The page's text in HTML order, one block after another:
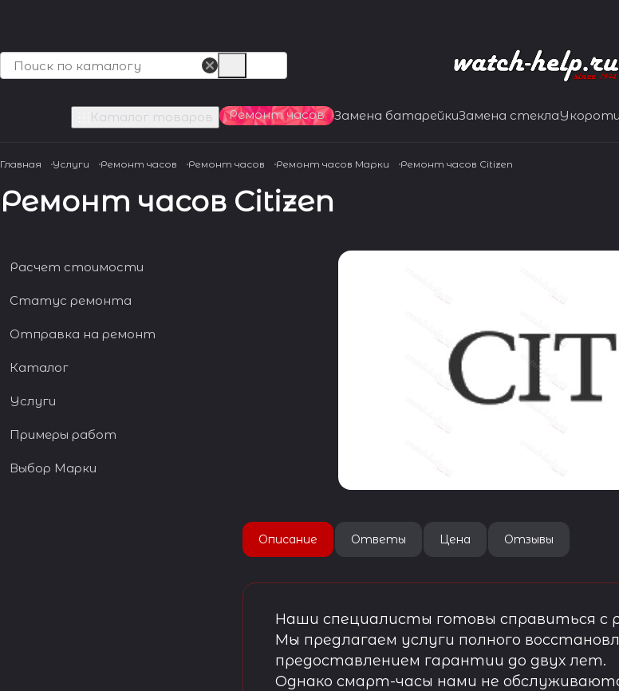
Каталог товаров Ремонт часов Замена батарейкиЗамена стекла
Главная Услуги Ремонт часов Ремонт часов Ремонт часов Марки Ремонт часов Citizen
Ремонт часов Citizen
Описание Ответы Цена Отзывы
Наши специалисты готовы справиться с
Мы предлагаем услуги полного
предоставлением гарантии до двух лет.
Однако смарт-часы нами не
Расчет стоимости
Статус ремонта
Отправка на ремонт
Каталог
Услуги
Примеры работ
Выбор Марки